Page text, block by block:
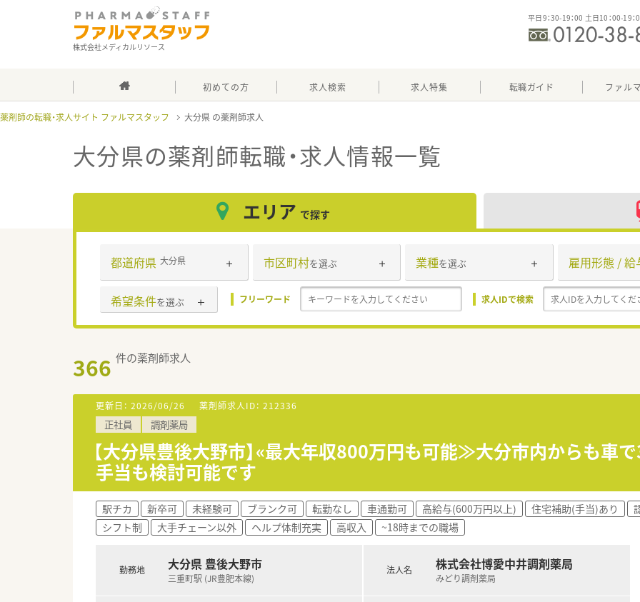
株式会社メディカルリソース
平日9：30-19：00 土日10：00-19
初めての方 求人検索 求人特集 転職ガイド ファル
薬剤師の転職・求人サイト ファルマスタッフ 大分県
大分県の薬剤師転職・求人情報一覧
エリア で探す
都道府県 大分県 市区町村を選ぶ 業種を選ぶ 雇用形態 / 給
希望条件を選ぶ フリーワード 求人IDで検索
366 件の薬剤師求人
更新日： 2026/06/26 薬剤師求人ID： 212336
正社員 調剤薬局
【大分県豊後大野市】«最大年収800万円も可能≫大分市内からも車
手当も検討可能です
駅チカ 新卒可 未経験可 ブランク可 転勤なし 車通勤可 高給与(600万円以上) 住宅補助(手当)あり
シフト制
大手チェーン以外 ヘルプ体制充実 高収入 ~18時までの職場
勤務地 大分県 豊後大野市
三重町駅 (JR豊肥本線)
法人名 株式会社博愛中井調剤薬局
みどり調剤薬局